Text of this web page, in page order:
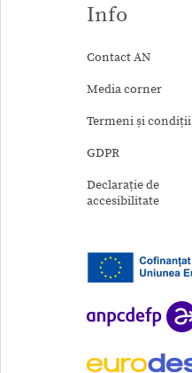
Info
Contact AN
Media corner
Termeni și condiții
GDPR
Declarație de
accesibilitate